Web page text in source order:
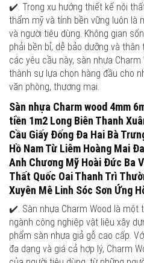
✔️. Trong xu hướng thiết kế nội
thẩm mỹ và tính bền vững luôn là
và người tiêu dùng. Không gian
phải bền bỉ, dễ bảo dưỡng và
các yêu cầu này, sàn nhựa
thành sự lựa chọn hàng đầu cho
văn phòng, thương mại.
Sàn nhựa Charm wood 4mm
tiền 1m2 Long Biên Thanh
Cầu Giấy Đống Đa Hai Bà
Hồ Nam Từ Liêm Hoàng Mai
Anh Chương Mỹ Hoài Đức Ba
Thất Quốc Oai Thanh Trì
Xuyên Mê Linh Sóc Sơn Ứng
✔️. Sàn nhựa Charm Wood là một
ngành công nghiệp vật liệu xây
phẩm sàn nhựa giả gỗ cao cấp.
đa dạng và giá cả hợp lý, Charm